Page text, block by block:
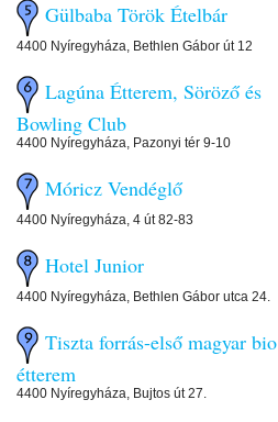
Gülbaba Török Ételbár
4400 Nyíregyháza, Bethlen Gábor út 12
Lagúna Étterem, Söröző és
Bowling Club
4400 Nyíregyháza, Pazonyi tér 9-10
Móricz Vendéglő
4400 Nyíregyháza, 4 út 82-83
Hotel Junior
4400 Nyíregyháza, Bethlen Gábor utca 24.
Tiszta forrás-első magyar bio
étterem
4400 Nyíregyháza, Bujtos út 27.